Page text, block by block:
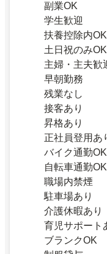
副業OK
学生歓迎
扶養控除内OK
土日祝のみOK
主婦・主夫歓
早朝勤務
残業なし
接客あり
昇格あり
正社員登用あ
バイク通勤OK
自転車通勤OK
職場内禁煙
駐車場あり
介護休暇あり
育児サポート
ブランクOK